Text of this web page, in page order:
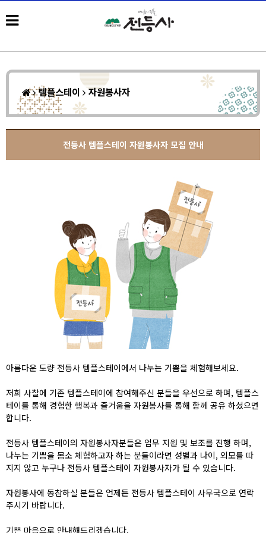
템플스테이 자원봉사자
전등사 템플스테이 자원봉사자 모집 안내
아름다운 도량 전등사 템플스테이에서 나누는 기쁨을 체험해보세요.
저희 사찰에 기존 템플스테이에 참여해주신 분들을 우선으로 하며, 템플스
테이를 통해 경험한 행복과 즐거움을 자원봉사를 통해 함께 공유 하셨으면
합니다.
전등사 템플스테이의 자원봉사자분들은 업무 지원 및 보조를 진행 하며,
나누는 기쁨을 몸소 체험하고자 하는 분들이라면 성별과 나이, 외모를 따
지지 않고 누구나 전등사 템플스테이 자원봉사자가 될 수 있습니다.
자원봉사에 동참하실 분들은 언제든 전등사 템플스테이 사무국으로 연락
주시기 바랍니다.
기쁜 마음으로 안내해드리겠습니다.